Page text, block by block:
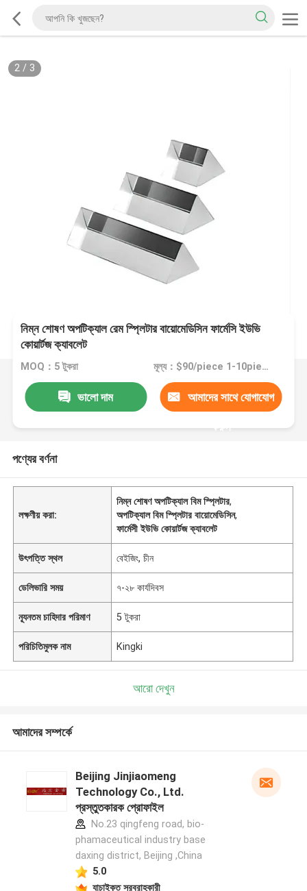
2/ 3
নিম্ন শোষণ অপটিক্যাল রেম স্প্লিটার বায়োমেডিসিন ফার্মেসি ইউভি
কোয়ার্টজ ক্যাবলেট
MOQ：5 টুকরা মূল্য：$90/piece 1-10pieces; $60/piece 11-50pieces; $30/piece >=51pieces
ভালো দাম আমাদের সাথে যোগাযোগ
করুন
পণ্যের বর্ণনা
লক্ষণীয় করা:
নিম্ন শোষণ অপটিক্যাল বিম স্প্লিটার,
অপটিক্যাল বিম স্প্লিটার বায়োমেডিসিন,
ফার্মেসী ইউভি কোয়ার্টজ ক্যাবলেট
উৎপত্তি স্থল বেইজিং, চীন
ডেলিভারি সময় ৭-২৮ কার্যদিবস
ন্যূনতম চাহিদার পরিমাণ 5 টুকরা
পরিচিতিমুলক নাম Kingki
আরো দেখুন
আমাদের সম্পর্কে
Beijing Jinjiaomeng
Technology Co., Ltd.
প্রস্তুতকারক প্রোফাইল
No.23 qingfeng road, bio-
phamaceutical industry base
daxing district, Beijing ,China
5.0
যাচাইকৃত সরবরাহকারী